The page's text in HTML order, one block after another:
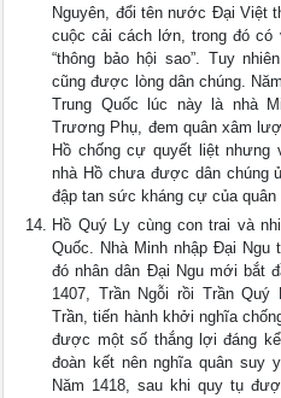
Nguyên, đổi tên nước Đại Việt
cuộc cải cách lớn, trong đó có
“thông bảo hội sao”. Tuy
cũng được lòng dân chúng.
Trung Quốc lúc này là nhà
Trương Phụ, đem quân xâm
Hồ chống cự quyết liệt
nhà Hồ chưa được dân chúng
đập tan sức kháng cự của quân
Hồ Quý Ly cùng con trai và
Quốc. Nhà Minh nhập Đại Ngu
đó nhân dân Đại Ngu mới bắt
1407, Trần Ngỗi rồi Trần
Trần, tiến hành khởi nghĩa
được một số thắng lợi đáng
đoàn kết nên nghĩa quân suy
Năm 1418, sau khi quy tụ